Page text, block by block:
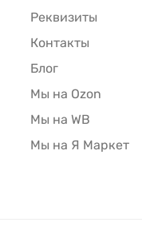
Реквизиты
Контакты
Блог
Мы на Ozon
Мы на WB
Мы на Я Маркет